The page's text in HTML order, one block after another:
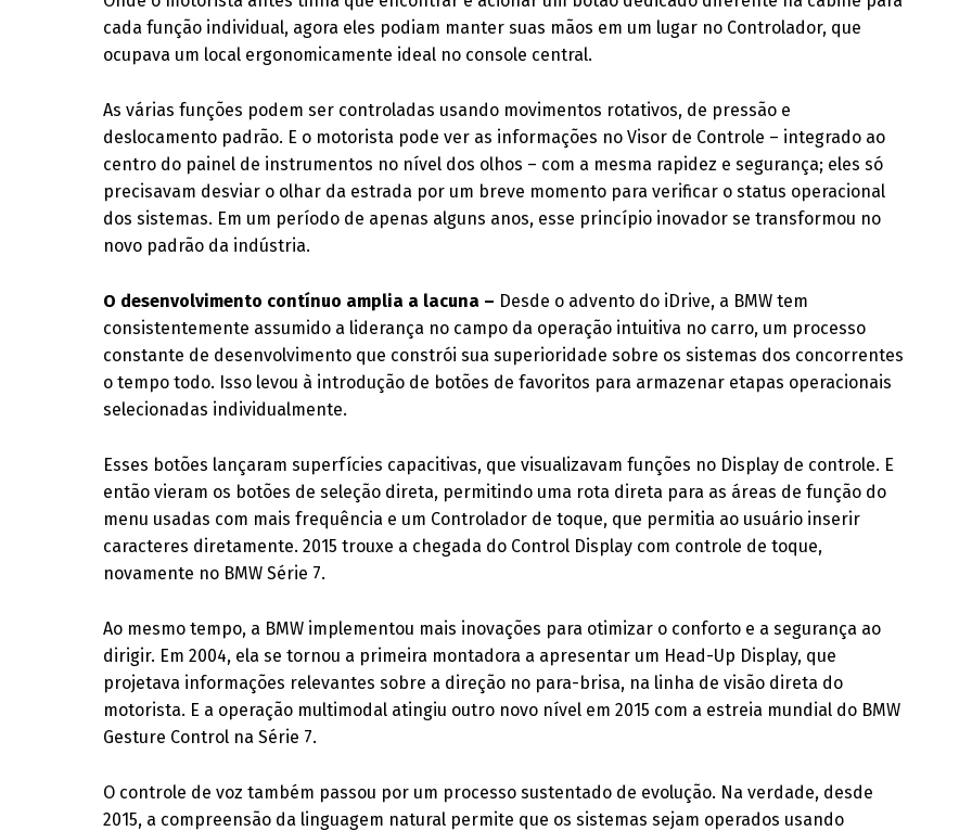
cada função individual, agora eles podiam manter suas mãos em um lugar no Controlador, que
ocupava um local ergonomicamente ideal no console central.
As várias funções podem ser controladas usando movimentos rotativos, de pressão e
deslocamento padrão. E o motorista pode ver as informações no Visor de Controle – integrado ao
centro do painel de instrumentos no nível dos olhos – com a mesma rapidez e segurança; eles só
precisavam desviar o olhar da estrada por um breve momento para verificar o status operacional
dos sistemas. Em um período de apenas alguns anos, esse princípio inovador se transformou no
novo padrão da indústria.
O desenvolvimento contínuo amplia a lacuna – Desde o advento do iDrive, a BMW tem
consistentemente assumido a liderança no campo da operação intuitiva no carro, um processo
constante de desenvolvimento que constrói sua superioridade sobre os sistemas dos concorrentes
o tempo todo. Isso levou à introdução de botões de favoritos para armazenar etapas operacionais
selecionadas individualmente.
Esses botões lançaram superfícies capacitivas, que visualizavam funções no Display de controle. E
então vieram os botões de seleção direta, permitindo uma rota direta para as áreas de função do
menu usadas com mais frequência e um Controlador de toque, que permitia ao usuário inserir
caracteres diretamente. 2015 trouxe a chegada do Control Display com controle de toque,
novamente no BMW Série 7.
Ao mesmo tempo, a BMW implementou mais inovações para otimizar o conforto e a segurança ao
dirigir. Em 2004, ela se tornou a primeira montadora a apresentar um Head-Up Display, que
projetava informações relevantes sobre a direção no para-brisa, na linha de visão direta do
motorista. E a operação multimodal atingiu outro novo nível em 2015 com a estreia mundial do BMW
Gesture Control na Série 7.
O controle de voz também passou por um processo sustentado de evolução. Na verdade, desde
2015, a compreensão da linguagem natural permite que os sistemas sejam operados usando